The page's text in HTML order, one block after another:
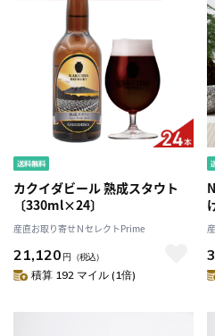
カクイダビール 熟成スタウト
〔330ml×24〕
産直お取り寄せＮセレクトPrime
21,120 円 （税込）
積算 192 マイル (1倍)